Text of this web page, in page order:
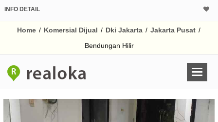
INFO DETAIL
Home / Komersial Dijual / Dki Jakarta / Jakarta Pusat /
Bendungan Hilir
Harga Rp
% /th